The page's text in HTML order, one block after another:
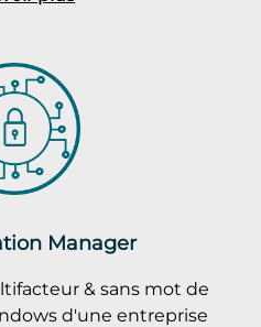
Manager
& sans mot de
d'une entreprise